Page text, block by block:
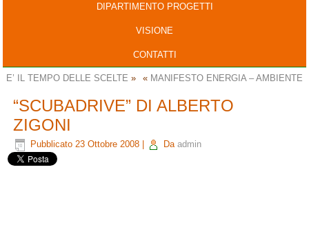
DIPARTIMENTO PROGETTI
VISIONE
CONTATTI
E’ IL TEMPO DELLE SCELTE » « MANIFESTO ENERGIA – AMBIENTE
“SCUBADRIVE” DI ALBERTO
ZIGONI
Pubblicato 23 Ottobre 2008 Da admin